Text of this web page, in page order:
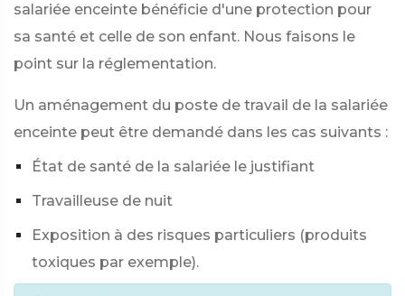
salariée enceinte bénéficie d'une protection pour
sa santé et celle de son enfant. Nous faisons le
point sur la réglementation.
Un aménagement du poste de travail de la salariée
enceinte peut être demandé dans les cas suivants :
État de santé de la salariée le justifiant
Travailleuse de nuit
Exposition à des risques particuliers (produits
toxiques par exemple).